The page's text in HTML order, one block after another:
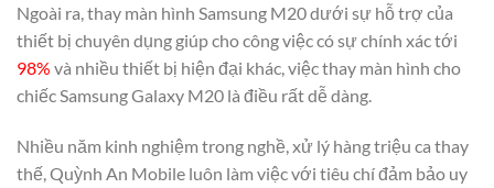
Ngoài ra, thay màn hình Samsung M20 dưới sự hỗ trợ của
thiết bị chuyên dụng giúp cho công việc có sự chính xác tới
98% và nhiều thiết bị hiện đại khác, việc thay màn hình cho
chiếc Samsung Galaxy M20 là điều rất dễ dàng.
Nhiều năm kinh nghiệm trong nghề, xử lý hàng triệu ca thay
thế, Quỳnh An Mobile luôn làm việc với tiêu chí đảm bảo uy